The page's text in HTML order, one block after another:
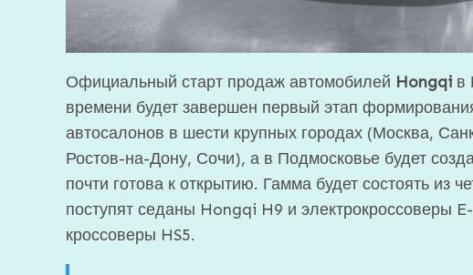
Официальный старт продаж автомобилей Hongqi в
времени будет завершен первый этап
автосалонов в шести крупных городах (Москва,
Ростов-на-Дону, Сочи), а в Подмосковье будет
почти готова к открытию. Гамма будет состоять из
поступят седаны Hongqi H9 и электрокроссоверы
кроссоверы HS5.